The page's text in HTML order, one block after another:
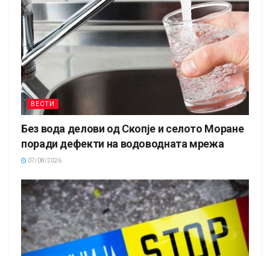
ВЕСТИ
Без вода делови од Скопје и селото Моране
поради дефекти на водоводната мрежа
07/08/2026